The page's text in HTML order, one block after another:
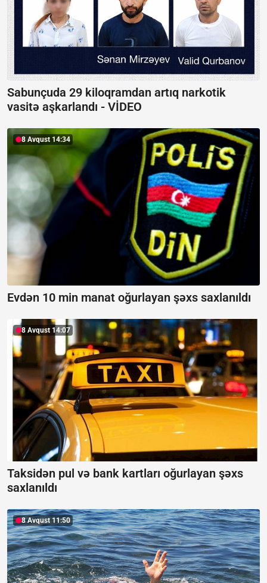
Sabunçuda 29 kiloqramdan artıq narkotik
vasitə aşkarlandı - VİDEO
8 Avqust 14:34
Evdən 10 min manat oğurlayan şəxs saxlanıldı
8 Avqust 14:07
Taksidən pul və bank kartları oğurlayan şəxs
saxlanıldı
8 Avqust 11:50